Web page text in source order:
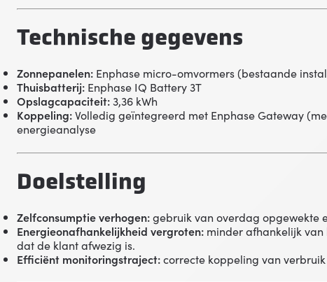
Technische gegevens
Zonnepanelen: Enphase micro-omvormers (bestaande
Thuisbatterij: Enphase IQ Battery 3T
Opslagcapaciteit:3,36 kWh
Koppeling:Volledig geïntegreerd met Enphase Gateway
energieanalyse
Doelstelling
Zelfconsumptie verhogen:gebruik van overdag opgewekte
Energieonafhankelijkheid vergroten: minder afhankelijk
dat de klant afwezig is.
Efficiënt monitoringstraject:correcte koppeling van